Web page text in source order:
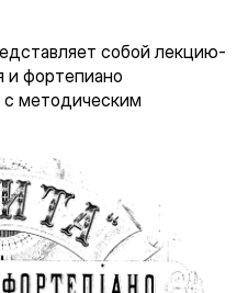
собой лекцию-
и фортепиано
методическим